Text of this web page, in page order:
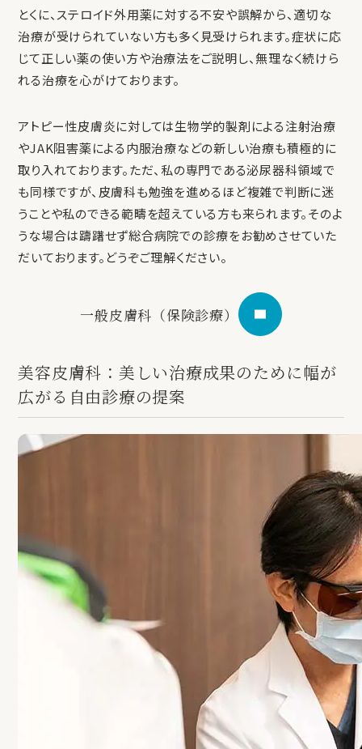
とくに、ステロイド外用薬に対する不安や誤解から、適切な
治療が受けられていない方も多く見受けられます。症状に応
じて正しい薬の使い方や治療法をご説明し、無理なく続けら
れる治療を心がけております。
アトピー性皮膚炎に対しては生物学的製剤による注射治療
やJAK阻害薬による内服治療などの新しい治療も積極的に
取り入れております。ただ、私の専門である泌尿器科領域で
も同様ですが、皮膚科も勉強を進めるほど複雑で判断に迷
うことや私のできる範疇を超えている方も来られます。そのよ
うな場合は躊躇せず総合病院での診療をお勧めさせていた
だいております。どうぞご理解ください。
一般皮膚科（保険診療）
美容皮膚科：美しい治療成果のために幅が
広がる自由診療の提案